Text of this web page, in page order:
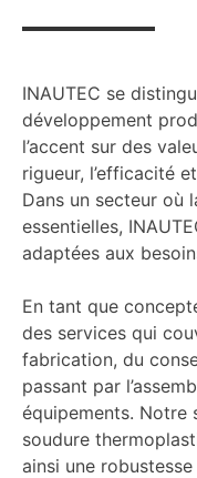
INAUTEC se
développement
l’accent sur des
rigueur, l’efficacité
Dans un secteur où
essentielles,
adaptées aux
En tant que
des services qui
fabrication, du
passant par
équipements. Notre
soudure
ainsi une